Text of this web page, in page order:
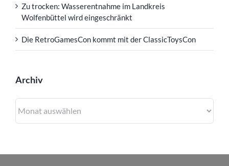
Zu trocken: Wasserentnahme im Landkreis
Wolfenbüttel wird eingeschränkt
Die RetroGamesCon kommt mit der ClassicToysCon
Archiv